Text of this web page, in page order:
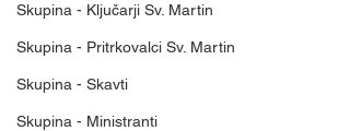
Skupina - Ključarji Sv. Martin
Skupina - Pritrkovalci Sv. Martin
Skupina - Skavti
Skupina - Ministranti